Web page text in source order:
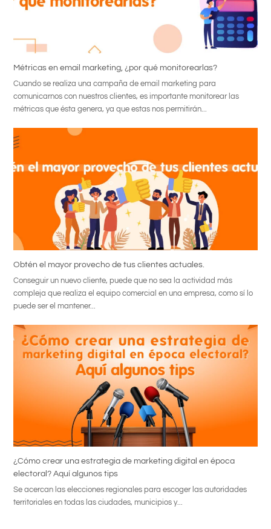
Métricas en email marketing, ¿por qué monitorearlas?
Cuando se realiza una campaña de email marketing para
comunicarnos con nuestros clientes, es importante monitorear las
métricas que ésta genera, ya que estas nos permitirán...
Obtén el mayor provecho de tus clientes actuales.
Conseguir un nuevo cliente, puede que no sea la actividad más
compleja que realiza el equipo comercial en una empresa, como sí lo
puede ser el mantener...
¿Cómo crear una estrategia de marketing digital en época
electoral? Aquí algunos tips
Se acercan las elecciones regionales para escoger las autoridades
territoriales en todas las ciudades, municipios y...